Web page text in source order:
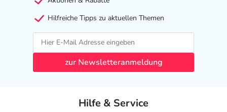
Hilfreiche Tipps zu aktuellen Themen
zur Newsletteranmeldung
Hilfe & Service